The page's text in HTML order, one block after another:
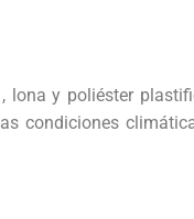
y poliéster
condiciones